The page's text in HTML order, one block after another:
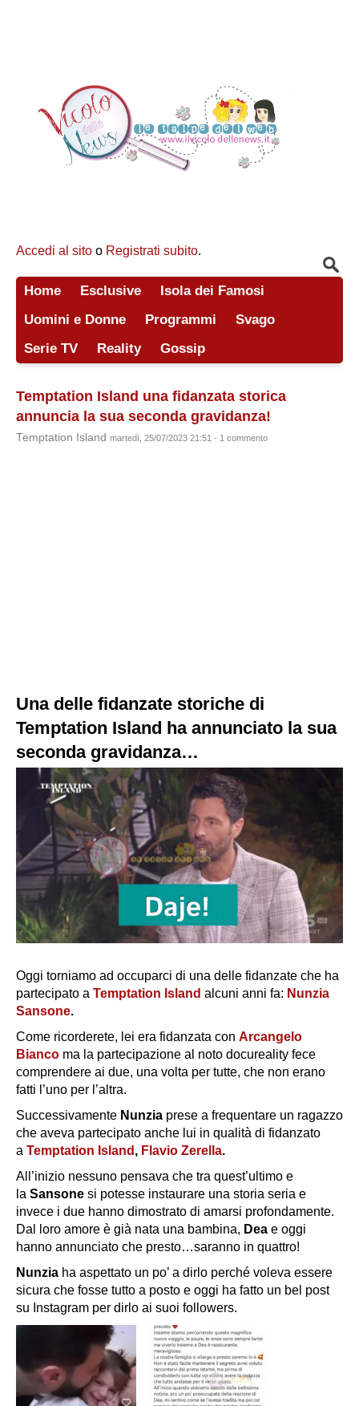
Accedi al sito o Registrati subito.
Home Esclusive
Isola dei Famosi
Uomini e Donne
Programmi
Svago
Serie TV
Reality Gossip
Temptation Island una fidanzata storica
annuncia la sua seconda gravidanza!
Temptation Island martedì, 25/07/2023 21:51 - 1 commento
Una delle fidanzate storiche di
Temptation Island ha annunciato la sua
seconda gravidanza…
Oggi torniamo ad occuparci di una delle fidanzate che ha
partecipato a Temptation Island alcuni anni fa: Nunzia
Sansone.
Come ricorderete, lei era fidanzata con Arcangelo
Bianco ma la partecipazione al noto docureality fece
comprendere ai due, una volta per tutte, che non erano
fatti l’uno per l’altra.
Successivamente Nunzia prese a frequentare un ragazzo
che aveva partecipato anche lui in qualità di fidanzato
a Temptation Island , Flavio Zerella.
All’inizio nessuno pensava che tra quest’ultimo e
la Sansone si potesse instaurare una storia seria e
invece i due hanno dimostrato di amarsi profondamente.
Dal loro amore è già nata una bambina, Dea e oggi
hanno annunciato che presto…saranno in quattro!
Nunzia ha aspettato un po’ a dirlo perché voleva essere
sicura che fosse tutto a posto e oggi ha fatto un bel post
su Instagram per dirlo ai suoi followers.